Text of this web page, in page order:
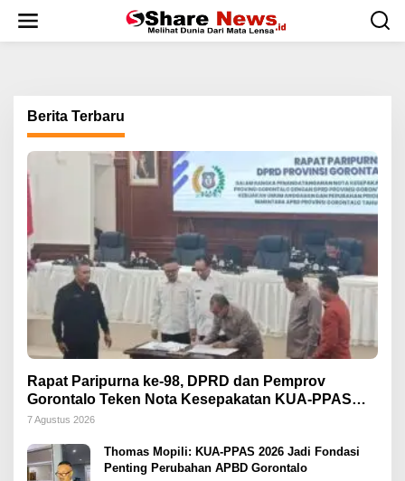
w
Berita Terbaru
Rapat Paripurna ke-98, DPRD dan Pemprov
Gorontalo Teken Nota Kesepakatan KUA-PPAS
2026
7 Agustus 2026
Thomas Mopili: KUA-PPAS 2026 Jadi Fondasi
Penting Perubahan APBD Gorontalo